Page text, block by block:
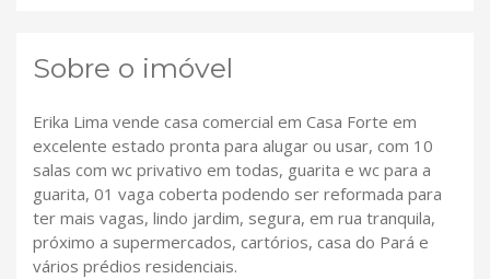
Sobre o imóvel
Erika Lima vende casa comercial em Casa Forte em
excelente estado pronta para alugar ou usar, com 10
salas com wc privativo em todas, guarita e wc para a
guarita, 01 vaga coberta podendo ser reformada para
ter mais vagas, lindo jardim, segura, em rua tranquila,
próximo a supermercados, cartórios, casa do Pará e
vários prédios residenciais.